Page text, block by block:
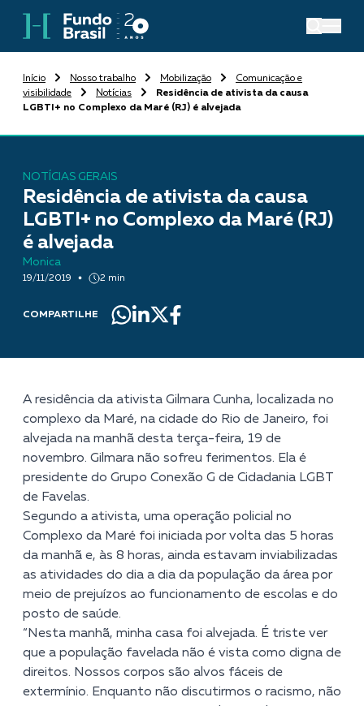
Início Nosso trabalho Mobilização
Comunicação e
visibilidade
Notícias
Residência de ativista da causa
LGBTI+ no Complexo da Maré (RJ) é alvejada
NOTÍCIAS GERAIS
Residência de ativista da causa
LGBTI+ no Complexo da Maré (RJ)
é alvejada
Monica
19/11/2019 2 min
COMPARTILHE
A residência da ativista Gilmara Cunha, localizada no
complexo da Maré, na cidade do Rio de Janeiro, foi
alvejada na manhã desta terça-feira, 19 de
novembro. Gilmara não sofreu ferimentos. Ela é
presidente do Grupo Conexão G de Cidadania LGBT
de Favelas.
Segundo a ativista, uma operação policial no
Complexo da Maré foi iniciada por volta das 5 horas
da manhã e, às 8 horas, ainda estavam inviabilizadas
as atividades do dia a dia da população da área por
meio de prejuízos ao funcionamento de escolas e do
posto de saúde.
“Nesta manhã, minha casa foi alvejada. É triste ver
que a população favelada não é vista como digna de
direitos. Nossos corpos são alvos fáceis de
extermínio. Enquanto não discutirmos o racismo, não